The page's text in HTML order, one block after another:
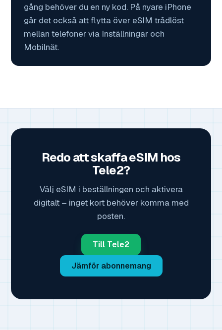
gång behöver du en ny kod. På nyare iPhone
går det också att flytta över eSIM trådlöst
mellan telefoner via Inställningar och
Mobilnät.
Redo att skaffa eSIM hos
Tele2?
Välj eSIM i beställningen och aktivera
digitalt – inget kort behöver komma med
posten.
Till Tele2
Jämför abonnemang